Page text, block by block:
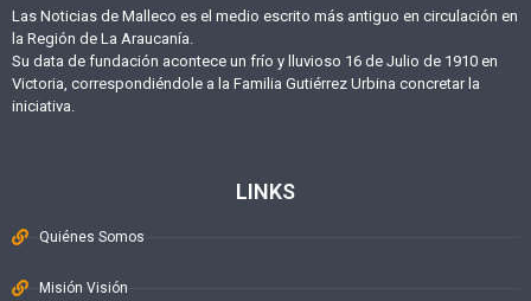
Las Noticias de Malleco es el medio escrito más antiguo en circulación en
la Región de La Araucanía.
Su data de fundación acontece un frío y lluvioso 16 de Julio de 1910 en
Victoria, correspondiéndole a la Familia Gutiérrez Urbina concretar la
iniciativa.
LINKS
Quiénes Somos
Misión Visión